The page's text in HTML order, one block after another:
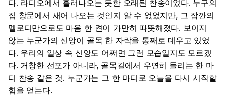
다. 라디오에서 흘러나오는 듯한 오래된 찬송이었다. 누구의
집 창문에서 새어 나오는 것인지 알 수 없었지만, 그 잠깐의
멜로디만으로도 마음 한 켠이 가만히 따뜻해졌다. 보이지
않는 누군가의 신앙이 골목 한 자락을 통째로 데우고 있었
다. 우리의 일상 속 신앙도 어쩌면 그런 모습일지도 모르겠
다. 거창한 선포가 아니라, 골목길에서 우연히 들리는 한 마
디 찬송 같은 것. 누군가는 그 한 마디로 오늘을 다시 시작할
힘을 얻는다.